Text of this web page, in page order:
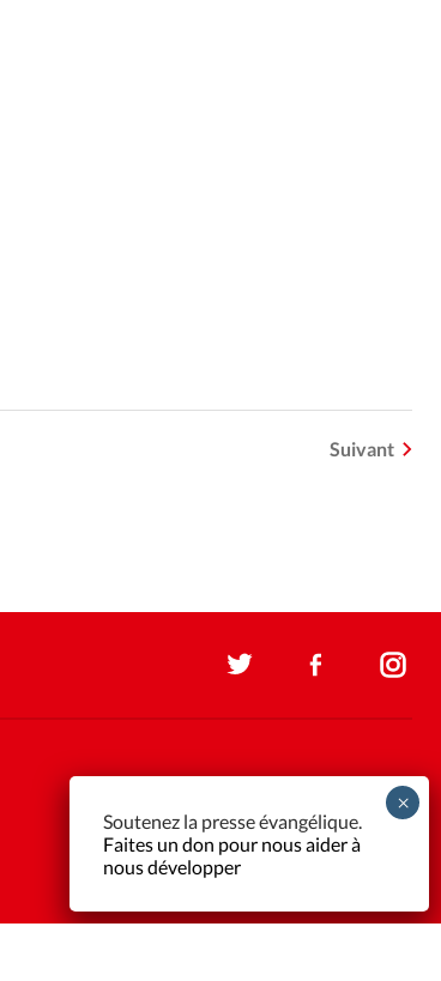
Suivant
Soutenez la presse évangélique.
Faites un don pour nous aider à
nous développer